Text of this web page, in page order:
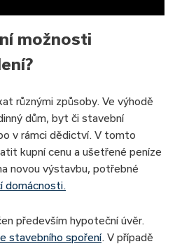
možnosti
různými způsoby. Ve výhodě
dům, byt či stavební
v rámci dědictví. V tomto
kupní cenu a ušetřené peníze
novou výstavbu, potřebné
domácnosti.
především hypoteční úvěr.
stavebního spoření. V případě